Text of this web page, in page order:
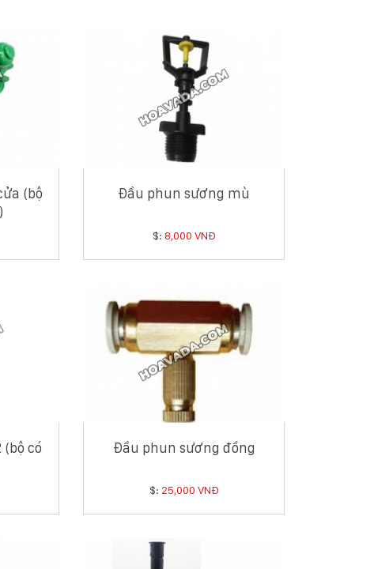
(bộ
Đầu phun sương mù
$: 8,000 VNĐ
có
Đầu phun sương đồng
$: 25,000 VNĐ